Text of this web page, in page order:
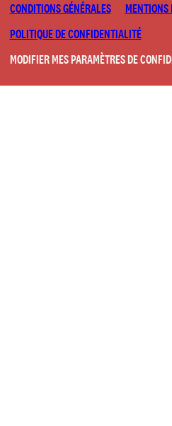
CONDITIONS GÉNÉRALES
MENTIONS
POLITIQUE DE CONFIDENTIALITÉ
MODIFIER MES PARAMÈTRES DE